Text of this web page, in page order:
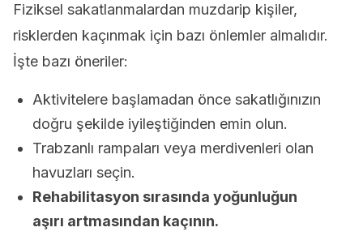
Fiziksel sakatlanmalardan muzdarip kişiler,
risklerden kaçınmak için bazı önlemler almalıdır.
İşte bazı öneriler:
Aktivitelere başlamadan önce sakatlığınızın
doğru şekilde iyileştiğinden emin olun.
Trabzanlı rampaları veya merdivenleri olan
havuzları seçin.
Rehabilitasyon sırasında yoğunluğun
aşırı artmasından kaçının.